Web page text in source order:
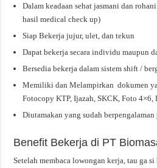
Dalam keadaan sehat jasmani dan
hasil medical check up)
Siap Bekerja jujur, ulet, dan tekun
Dapat bekerja secara individu maupun
Bersedia bekerja dalam sistem shift /
Memiliki dan Melampirkan dokumen
Fotocopy KTP, Ijazah, SKCK, Foto 4×6,
Diutamakan yang sudah
Benefit Bekerja di PT
Setelah membaca lowongan kerja, tau ga